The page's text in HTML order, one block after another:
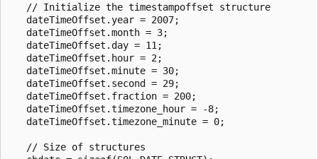
   // Initialize the timestampoffset structure
   dateTimeOffset.year = 2007;
   dateTimeOffset.month = 3;
   dateTimeOffset.day = 11;
   dateTimeOffset.hour = 2;
   dateTimeOffset.minute = 30;
   dateTimeOffset.second = 29;
   dateTimeOffset.fraction = 200;
   dateTimeOffset.timezone_hour = -8;
   dateTimeOffset.timezone_minute = 0;
   // Size of structures